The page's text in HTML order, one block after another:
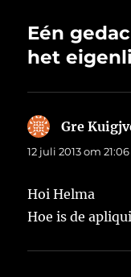
Eén
het
Gre
12 juli 2013 om 21:06
Hoi Helma
Hoe is de